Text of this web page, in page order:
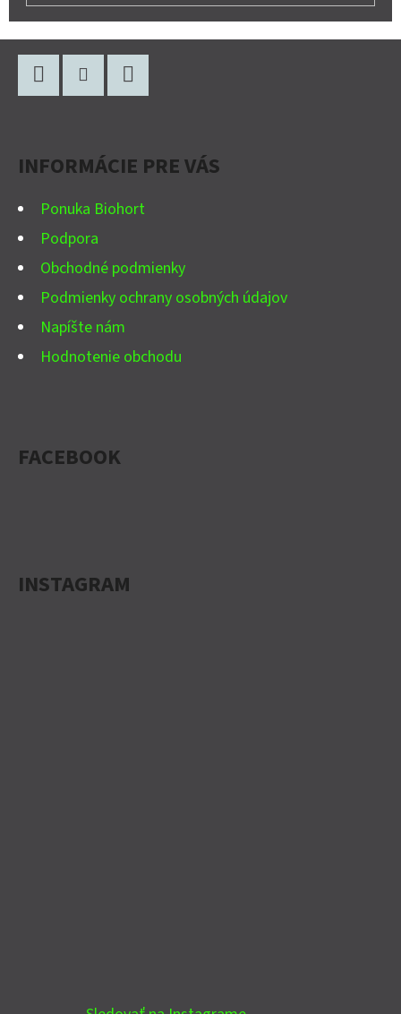
INFORMÁCIE PRE VÁS
Ponuka Biohort
Podpora
Obchodné podmienky
Podmienky ochrany osobných údajov
Napíšte nám
Hodnotenie obchodu
FACEBOOK
INSTAGRAM